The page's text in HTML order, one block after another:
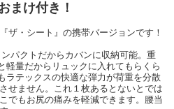
まけ付き！
ザ・シート』の携帯バージョンです！
パクトだからカバンに収納可能。重
軽量だからリュックに入れてもらくら
ラテックスの快適な弾力が荷重を分散
せません。これ１枚あるとないとでは
でもお尻の痛みを軽減できます。腰当